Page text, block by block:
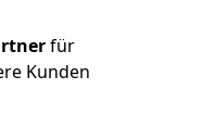
für
Kunden